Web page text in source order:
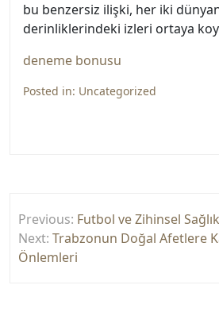
bu benzersiz ilişki, her iki
derinliklerindeki izleri ortaya
deneme bonusu
Posted in: Uncategorized
gezinmesi
Previous: Futbol ve Zihinsel Sağlık
Next: Trabzonun Doğal Afetlere
Önlemleri